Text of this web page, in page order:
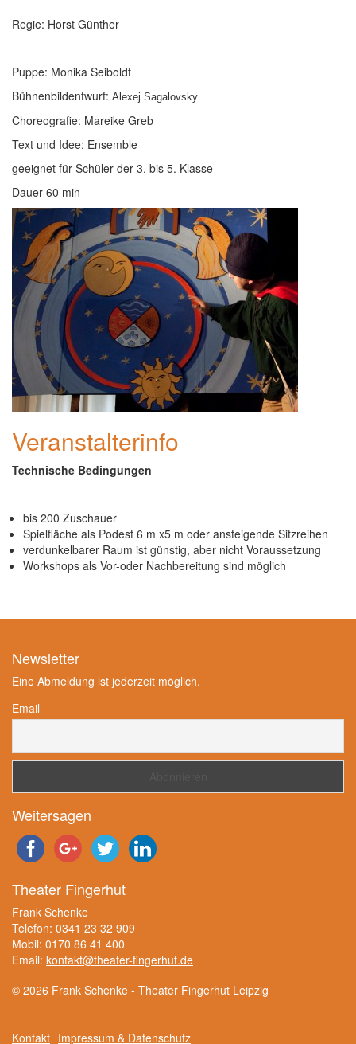
Regie: Horst Günther
Puppe: Monika Seiboldt
Bühnenbildentwurf: Alexej Sagalovsky
Choreografie: Mareike Greb
Text und Idee: Ensemble
geeignet für Schüler der 3. bis 5. Klasse
Dauer 60 min
Veranstalterinfo
Technische Bedingungen
bis 200 Zuschauer
Spielfläche als Podest 6 m x5 m oder ansteigende Sitzreihen
verdunkelbarer Raum ist günstig, aber nicht Voraussetzung
Workshops als Vor-oder Nachbereitung sind möglich
Newsletter
Eine Abmeldung ist jederzeit möglich.
Email
Weitersagen
Theater Fingerhut
Frank Schenke
Telefon: 0341 23 32 909
Mobil: 0170 86 41 400
Email: kontakt@theater-fingerhut.de
© 2026 Frank Schenke - Theater Fingerhut Leipzig
Kontakt Impressum & Datenschutz